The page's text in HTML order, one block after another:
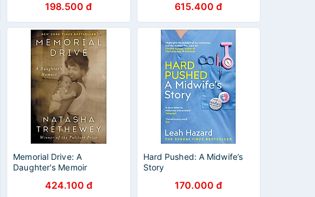
198.500 đ
Staying True To Yourself
615.400 đ
Memorial Drive: A
Daughter's Memoir
424.100 đ
Hard Pushed: A Midwife’s
Story
170.000 đ